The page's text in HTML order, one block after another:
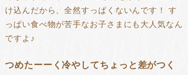
け込んだから、全然すっぱくないんです！ す
っぱい食べ物が苦手なお子さまにも大人気なん
ですよ♪
つめたーーく冷やしてちょっと差がつく